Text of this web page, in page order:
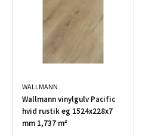
WALLMANN
Wallmann vinylgulv Pacific
hvid rustik eg 1524x228x7
mm 1,737 m²